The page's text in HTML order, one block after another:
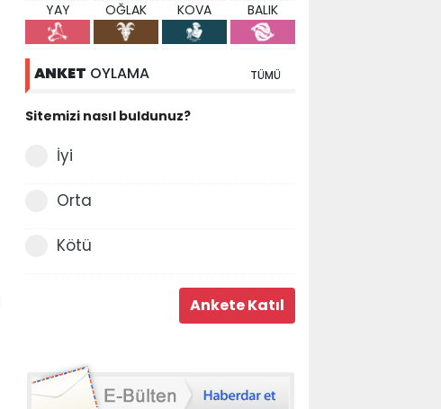
YAY OĞLAK KOVA BALIK
ANKET OYLAMA TÜMÜ
Sitemizi nasıl buldunuz?
İyi
Orta
Kötü